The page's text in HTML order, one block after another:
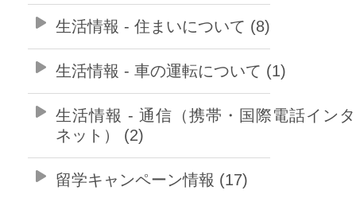
生活情報 - 住まいについて (8)
生活情報 - 車の運転について (1)
生活情報 - 通信（携帯・国際電話イン
ネット） (2)
留学キャンペーン情報 (17)